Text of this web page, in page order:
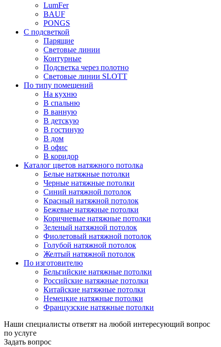
LumFer
BAUF
PONGS
С подсветкой
Парящие
Световые линии
Контурные
Подсветка через полотно
Световые линии SLOTT
По типу помещений
На кухню
В спальню
В ванную
В детскую
В гостиную
В дом
В офис
В коридор
Каталог цветов натяжного потолка
Белые натяжные потолки
Черные натяжные потолки
Синий натяжной потолок
Красный натяжной потолок
Бежевые натяжные потолки
Коричневые натяжные потолки
Зеленый натяжной потолок
Фиолетовый натяжной потолок
Голубой натяжной потолок
Желтый натяжной потолок
По изготовителю
Бельгийские натяжные потолки
Российские натяжные потолки
Китайские натяжные потолки
Немецкие натяжные потолки
Французские натяжные потолки
Наши специалисты ответят на любой интересующий вопрос
по услуге
Задать вопрос